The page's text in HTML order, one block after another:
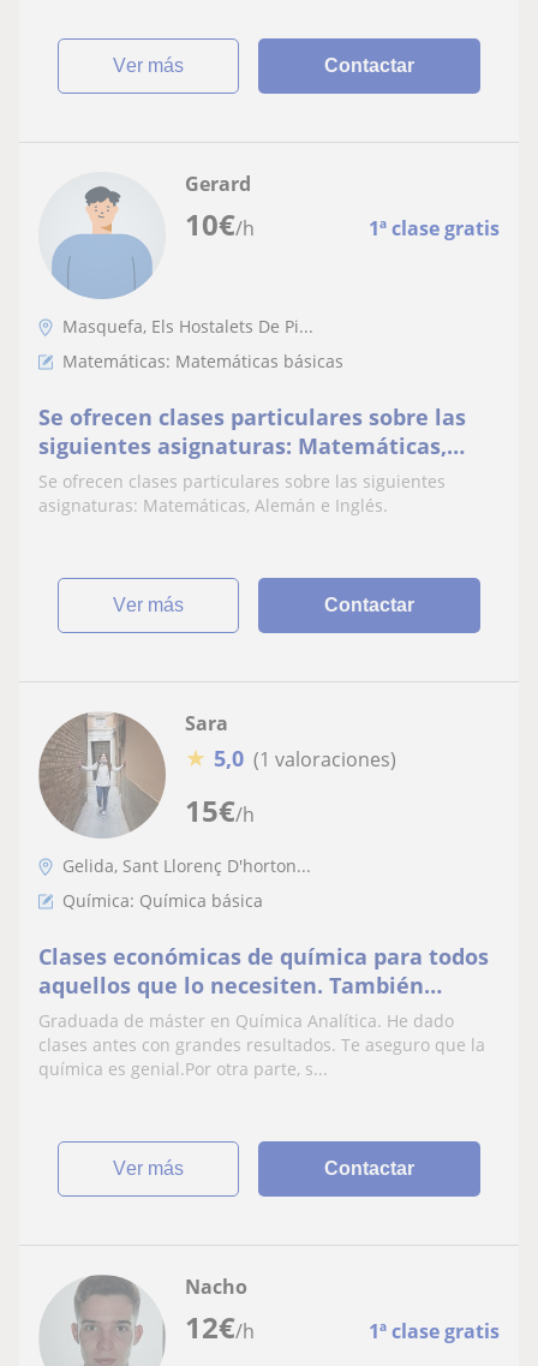
ver más Contactar
10€/h 1ª clase gratis
Gerard
Masquefa, Els Hostalets De Pi...
Matemáticas: Matemáticas básicas
Se ofrecen clases particulares sobre las
siguientes asignaturas: Matemáticas,
Alemán e Inglés
Se ofrecen clases particulares sobre las siguientes
asignaturas: Matemáticas, Alemán e Inglés.
ver más Contactar
15€/h
Sara
★ 5,0 (1 valoraciones)
Gelida, Sant Llorenç D'horton...
Química: Química básica
Clases económicas de química para todos
aquellos que lo necesiten. También
imparto clases de estudios primarios y
secundarios
Graduada de máster en Química Analítica. He dado
clases antes con grandes resultados. Te aseguro que la
química es genial.Por otra parte, s...
ver más Contactar
12€/h 1ª clase gratis
Nacho